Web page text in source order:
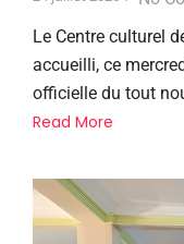
Le Centre culturel
accueilli, ce
officielle du tout
Read More